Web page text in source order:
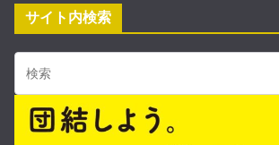
サイト内検索